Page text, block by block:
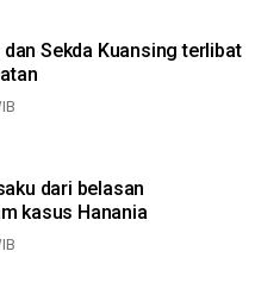
dan Sekda Kuansing terlibat
dari belasan
kasus Hanania